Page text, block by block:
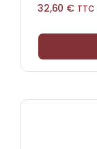
32,60 € TTC